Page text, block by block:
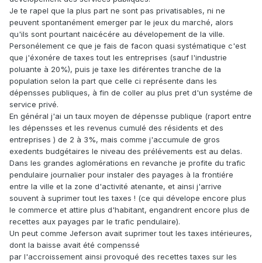
Je te rapel que la plus part ne sont pas privatisables, ni ne
peuvent spontanément emerger par le jeux du marché, alors
qu'ils sont pourtant naicécére au dévelopement de la ville.
Personélement ce que je fais de facon quasi systématique c'est
que j'éxonére de taxes tout les entreprises (sauf l'industrie
poluante à 20%), puis je taxe les diférentes tranche de la
population selon la part que celle ci représente dans les
dépensses publiques, à fin de coller au plus pret d'un systéme de
service privé.
En général j'ai un taux moyen de dépensse publique (raport entre
les dépensses et les revenus cumulé des résidents et des
entreprises ) de 2 à 3%, mais comme j'accumule de gros
exedents budgétaires le niveau des prélévements est au delas.
Dans les grandes aglomérations en revanche je profite du trafic
pendulaire journalier pour instaler des payages à la frontiére
entre la ville et la zone d'activité atenante, et ainsi j'arrive
souvent à suprimer tout les taxes ! (ce qui dévelope encore plus
le commerce et attire plus d'habitant, engandrent encore plus de
recettes aux payages par le trafic pendulaire).
Un peut comme Jeferson avait suprimer tout les taxes intérieures,
dont la baisse avait été compenssé
par l'accroissement ainsi provoqué des recettes taxes sur les